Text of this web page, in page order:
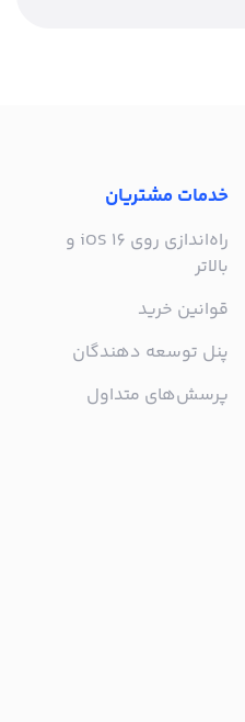
خدمات مشتریان
راه‌اندازی روی iOS 16 و
بالاتر
قوانین خرید
پنل توسعه دهندگان
پرسش‌های متداول